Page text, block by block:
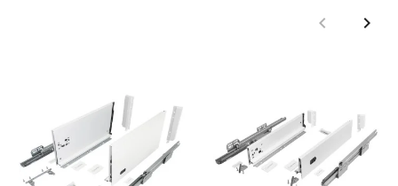
Poprzedni
keyboard_arrow_left keyboard_arrow_right